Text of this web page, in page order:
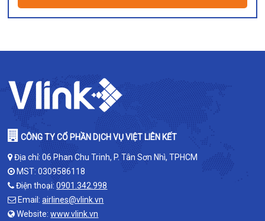
CÔNG TY CỔ PHẦN DỊCH VỤ VIỆT LIÊN KẾT
Địa chỉ: 06 Phan Chu Trinh, P. Tân Sơn Nhì, TPHCM
MST: 0309586118
Điện thoại:0901.342.998
Email:airlines@vlink.vn
Website:www.vlink.vn